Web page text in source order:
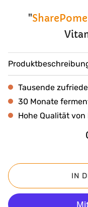
"
Share Pomelozzini 1 x
Natürlich & ethisch:
Pomelozzini®️ ist eine
Eigenschaften der
Traditionelle
Fermentationszeit
Tausende
30 Monate
Hohe Qualität
IN